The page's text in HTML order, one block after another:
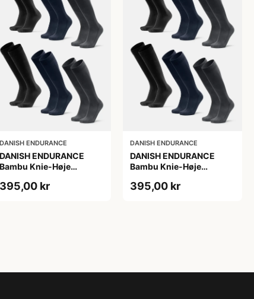
DANISH ENDURANCE
DANISH ENDURANCE
Bambu Knie-Høje
Navy Blå, 6-Pak
395,00 kr
DANISH ENDURANCE
DANISH ENDURANCE
Bambu Knie-Høje
Navy Blå, 6-Pak
395,00 kr